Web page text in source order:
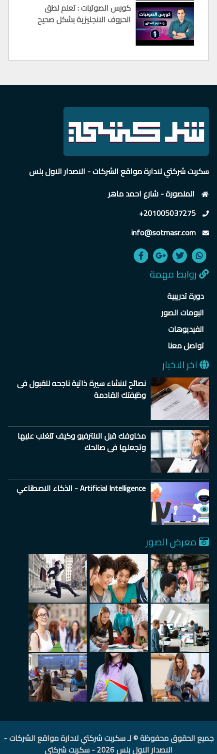
كورس الصوتيات : تعلم نطق
الحروف الانجليزية بشكل صحيح
سكربت شركتي لادارة مواقع الشركات - الاصدار الاول بلس
+201005037275
info@sotmasr.com
روابط مهمة
دورة تدريبية
البومات الصور
الفيديوهات
تواصل معنا
اخر الاخبار
نصائح لانشاء سيرة ذاتية ناجحه للقبول فى
وظيفتك القادمة
مخاوفك قبل الانترفيو وكيف تتغلب عليها
وتجعلها فى صالحك
الذكاء الاصطناعي - Artificial Intelligence
معرض الصور
جميع الحقوق محفوظة © لـسكربت شركتي لادارة مواقع الشركات -
الاصدار الاول بلس 2026
-سكربت شركتي